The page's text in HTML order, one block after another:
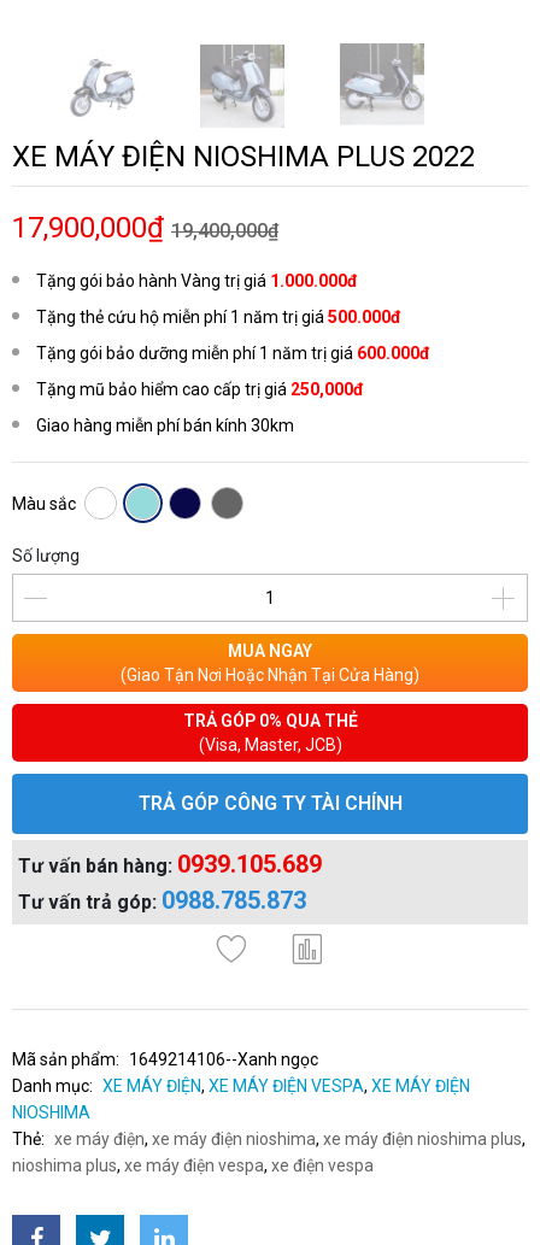
XE MÁY ĐIỆN NIOSHIMA PLUS 2022
17,900,000₫ 19,400,000₫
Tặng gói bảo hành Vàng trị giá 1.000.000đ
Tặng thẻ cứu hộ miễn phí 1 năm trị giá 500.000đ
Tặng gói bảo dưỡng miễn phí 1 năm trị giá 600.000đ
Tặng mũ bảo hiểm cao cấp trị giá 250,000đ
Giao hàng miễn phí bán kính 30km
Màu sắc
Số lượng
MUA NGAY
(Giao Tận Nơi Hoặc Nhận Tại Cửa Hàng)
TRẢ GÓP 0% QUA THẺ
(Visa, Master, JCB)
TRẢ GÓP CÔNG TY TÀI CHÍNH
Tư vấn bán hàng: 0939.105.689
Tư vấn trả góp: 0988.785.873
Mã sản phẩm:
1649214106--Xanh ngọc
Danh mục: XE MÁY ĐIỆN, XE MÁY ĐIỆN VESPA, XE MÁY ĐIỆN
NIOSHIMA
Thẻ: xe máy điện, xe máy điện nioshima, xe máy điện nioshima plus,
nioshima plus, xe máy điện vespa, xe điện vespa